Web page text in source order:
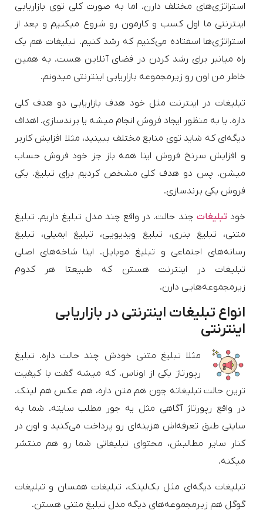
استراتژی‌های مختلف دارن. اما به صورت کلی توی بازاریابی
اینترنتی ما اول کسب و کارمون رو شروع میکنیم و بعد از
استراتژی‌ها اسفتاده می‌کنیم که رشد کنیم. تبلیغات هم یک
راه میانبر برای رشد کردن در فضای آنلاین هست. به همین
خاطر من اون رو زیرمجموعه بازاریابی اینترنتی میدونم.
تبلیغات در اینترنت مثل خود هدف بازاریابی دو هدف کلی
داره. یا به منظور ایجاد فروش انجام میشه یا برندسازی. اهداف
دیگه‌ای که شاید توی منابع مختلف ببینید، مثلا افزایش کاربر
و افزایش سرنخ فروش اینا همه باز جز خود فروش حساب
میشن. پس دو هدف کلی مشخص کردیم برای تبلیغ. یکی
فروش یکی برندسازی.
خودتبلیغات چند حالت. در واقع چند مدل تبلیغ داریم. تبلیغ
متنی، تبلیغ بنری، تبلیغ ویدیویی، تبلیغ ایمیلی، تبلیغ
رسانه‌های اجتماعی و تبلیغ موبایل. اینا شاخه‌های اصلی
تبلیغات در اینترنت هستن که طبیعتا هر کدوم
زیرمجموعه‌هایی دارن.
انواع تبلیغات اینترنتی در بازاریابی
اینترنتی
مثلا تبلیغ متنی خودش چند حالت داره. تبلیغ
رپورتاژ یکی از اوناس. که میشه گفت با کیفیت
ترین حالت تبلیغاته چون هم متن داره، هم عکس هم لینک.
در واقع رپورتاژ آگاهی مثل یه جور مطلب سایته. شما به
سایتی طبق تعرفه‌اش هزینه‌ای رو پرداخت می‌کنید و اون در
کنار سایر مطالبش، محتوای تبلیغاتی شما رو هم منتشر
میکنه.
تبلیغات دیگه‌ای مثل بک‌لینک، تبلیغات همسان و تبلیغات
گوگل هم زیرمجموعه‌های دیگه مدل تبلیغ متنی هستن.